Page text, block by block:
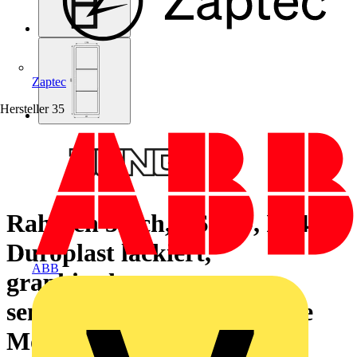
Zaptec
Hersteller 35
ABB
Rahmen 3fach, LS 990, IP 44,
Duroplast lackiert,
graphitschwarz matt,
senkrechte und waagerechte
Montage